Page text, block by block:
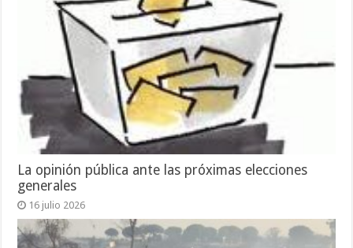
La opinión pública ante las próximas elecciones
generales
16 julio 2026